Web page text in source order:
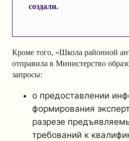
создали.
Кроме того, «Школа районной
отправила в Министерство
запросы:
о предоставлении
формирования
разрезе
требований к